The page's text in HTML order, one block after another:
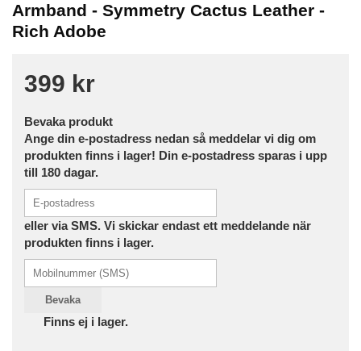
Armband - Symmetry Cactus Leather -
Rich Adobe
399 kr
Bevaka produkt
Ange din e-postadress nedan så meddelar vi dig om
produkten finns i lager! Din e-postadress sparas i upp
till 180 dagar.
eller via SMS. Vi skickar endast ett meddelande när
produkten finns i lager.
Bevaka
Finns ej i lager.